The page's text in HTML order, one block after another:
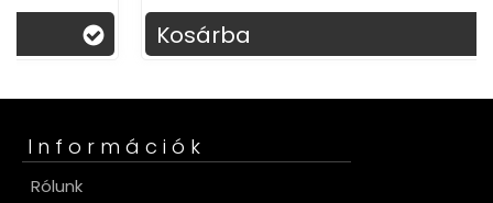
Kosárba
Információk
Rólunk